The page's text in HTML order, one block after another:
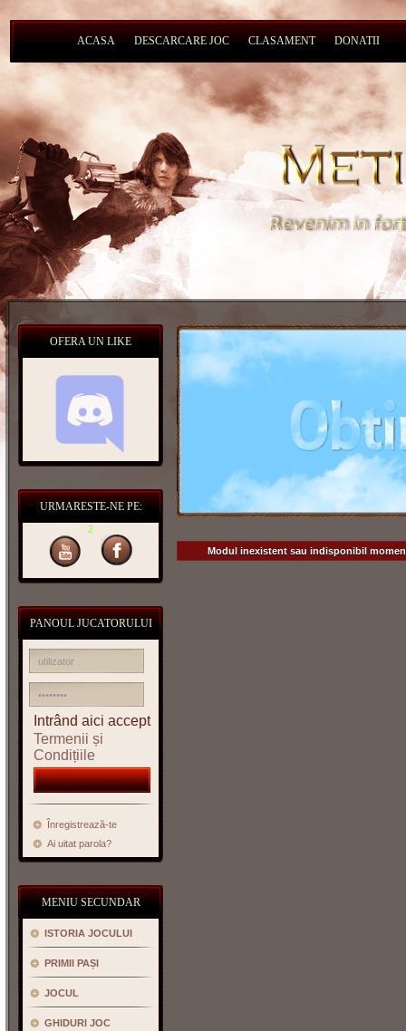
ACASA DESCARCARE JOC CLASAMENT DONATII
OFERA UN LIKE
URMARESTE-NE PE:
2
PANOUL JUCATORULUI
Intrând aici accept
Termenii și
Condițiile
Înregistrează-te
Ai uitat parola?
MENIU SECUNDAR
ISTORIA JOCULUI
PRIMII PAȘI
JOCUL
GHIDURI JOC
Modul inexistent sau indisponibil